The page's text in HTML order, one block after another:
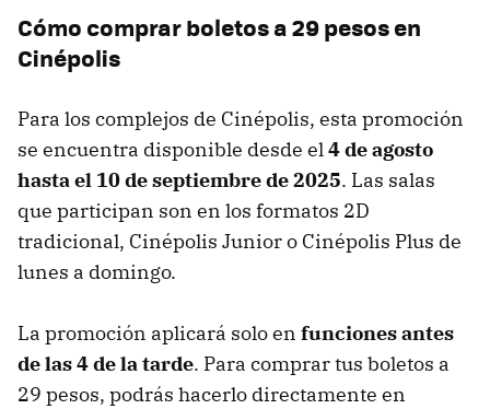
Cómo comprar boletos a 29 pesos en
Cinépolis
Para los complejos de Cinépolis, esta promoción
se encuentra disponible desde el4 de agosto
hasta el 10 de septiembre de 2025. Las salas
que participan son en los formatos 2D
tradicional, Cinépolis Junior o Cinépolis Plus de
lunes a domingo.
La promoción aplicará solo en funciones antes
de las 4 de la tarde. Para comprar tus boletos a
29 pesos, podrás hacerlo directamente en